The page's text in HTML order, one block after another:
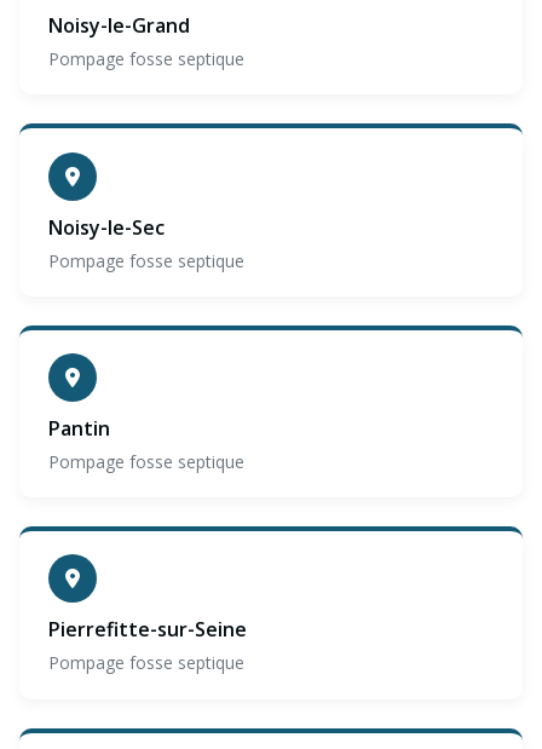
Noisy-le-Grand
Pompage fosse septique
Noisy-le-Sec
Pompage fosse septique
Pantin
Pompage fosse septique
Pierrefitte-sur-Seine
Pompage fosse septique